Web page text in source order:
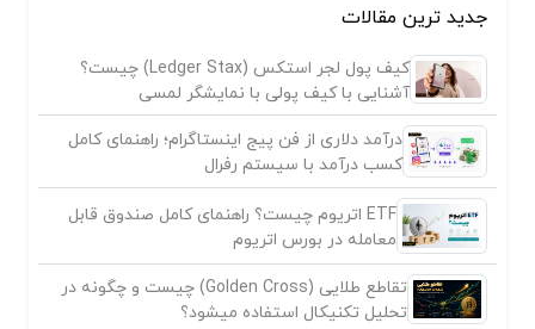
جدید ترین مقالات
کیف پول لجر استکس (Ledger Stax) چیست؟
آشنایی با کیف پولی با نمایشگر لمسی
درآمد دلاری از فن پیج اینستاگرام؛ راهنمای کامل
کسب درآمد با سیستم رفرال
ETF اتریوم چیست؟ راهنمای کامل صندوق قابل
معامله در بورس اتریوم
تقاطع طلایی (Golden Cross) چیست و چگونه در
تحلیل تکنیکال استفاده میشود؟